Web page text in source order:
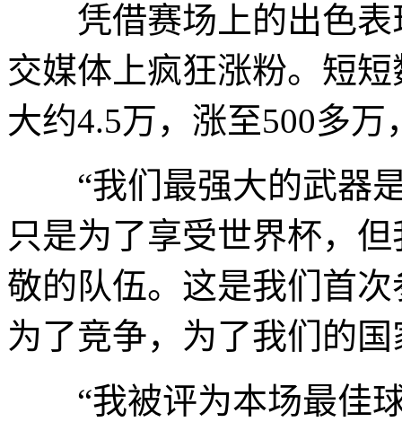
凭借赛场上的出色表
交媒体上疯狂涨粉。短
大约4.5万，涨至500多
“我们最强大的武器是
只是为了享受世界杯，
敬的队伍。这是我们首
为了竞争，为了我们的
“我被评为本场最佳球